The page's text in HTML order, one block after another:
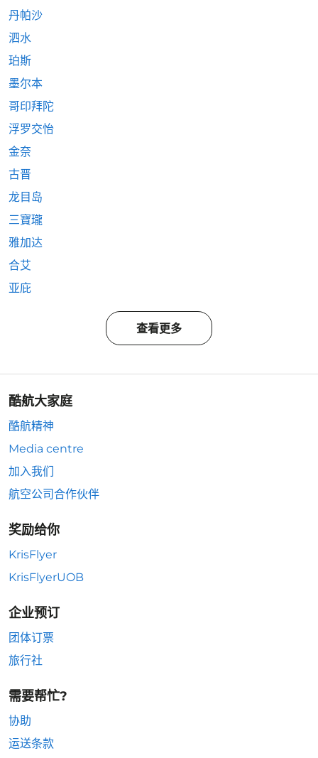
丹帕沙
泗水
珀斯
墨尔本
哥印拜陀
浮罗交怡
金奈
古晋
龙目岛
三寶瓏
雅加达
合艾
亚庇
查看更多
酷航大家庭
酷航精神
Media centre
加入我们
航空公司合作伙伴
奖励给你
KrisFlyer
KrisFlyerUOB
企业预订
团体订票
旅行社
需要帮忙?
协助
运送条款